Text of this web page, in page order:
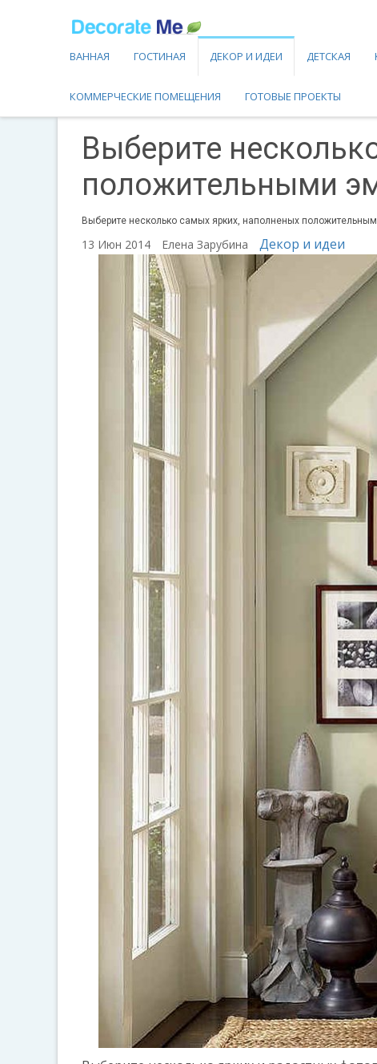
ВАННАЯ ГОСТИНАЯ ДЕКОР И ИДЕИ ДЕТСКАЯ
КОММЕРЧЕСКИЕ ПОМЕЩЕНИЯ ГОТОВЫЕ ПРОЕКТЫ
Выберите
положительными
Выберите несколько самых ярких, наполненых
13 Июн 2014 Елена Зарубина Декор и идеи